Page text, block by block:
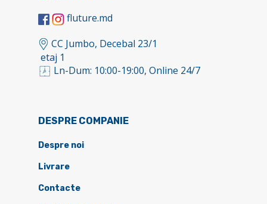
fluture.md
CC Jumbo, Decebal 23/1
etaj 1
Ln-Dum: 10:00-19:00, Online 24/7
DESPRE COMPANIE
Despre noi
Livrare
Contacte